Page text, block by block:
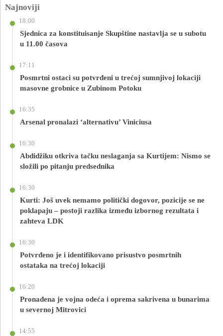
Najnoviji
18:00
Sjednica za konstituisanje Skupštine nastavlja se u subotu
u 11.00 časova
17:11
Posmrtni ostaci su potvrđeni u trećoj sumnjivoj lokaciji
masovne grobnice u Zubinom Potoku
16:35
Arsenal pronalazi ‘alternativu’ Viniciusa
16:30
Abdidžiku otkriva tačku neslaganja sa Kurtijem: Nismo se
složili po pitanju predsednika
16:30
Kurti: Još uvek nemamo politički dogovor, pozicije se ne
poklapaju – postoji razlika između izbornog rezultata i
zahteva LDK
16:30
Potvrđeno je i identifikovano prisustvo posmrtnih
ostataka na trećoj lokaciji
16:20
Pronađena je vojna odeća i oprema sakrivena u bunarima
u severnoj Mitrovici
14:55